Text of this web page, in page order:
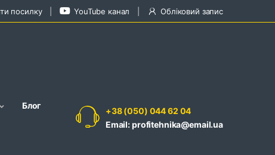
посилку YouTube канал Обліковий запис
Блог
+38 (050) 044 62 04
Email: profitehnika@email.ua